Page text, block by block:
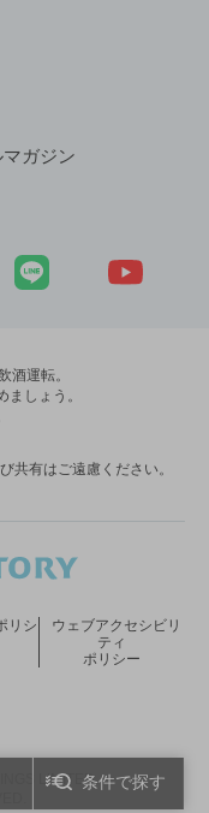
条件で探す
マガジン
酒運転。
しょう。
共有はご遠慮ください。
LIMITED.
リシ
ウェブアクセシビリ
ティ
ポリシー
いウィンドウで開く